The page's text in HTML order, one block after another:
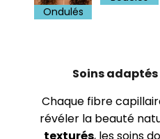
Ondulés
Soins
Chaque fibre
révéler la beauté
texturés, les soins